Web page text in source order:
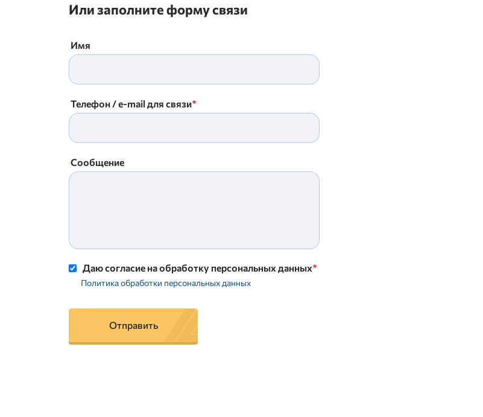
Или заполните форму связи
Имя
Телефон / e-mail для связи
Сообщение
Даю согласие на обработку персональных данных
Политика обработки персональных данных